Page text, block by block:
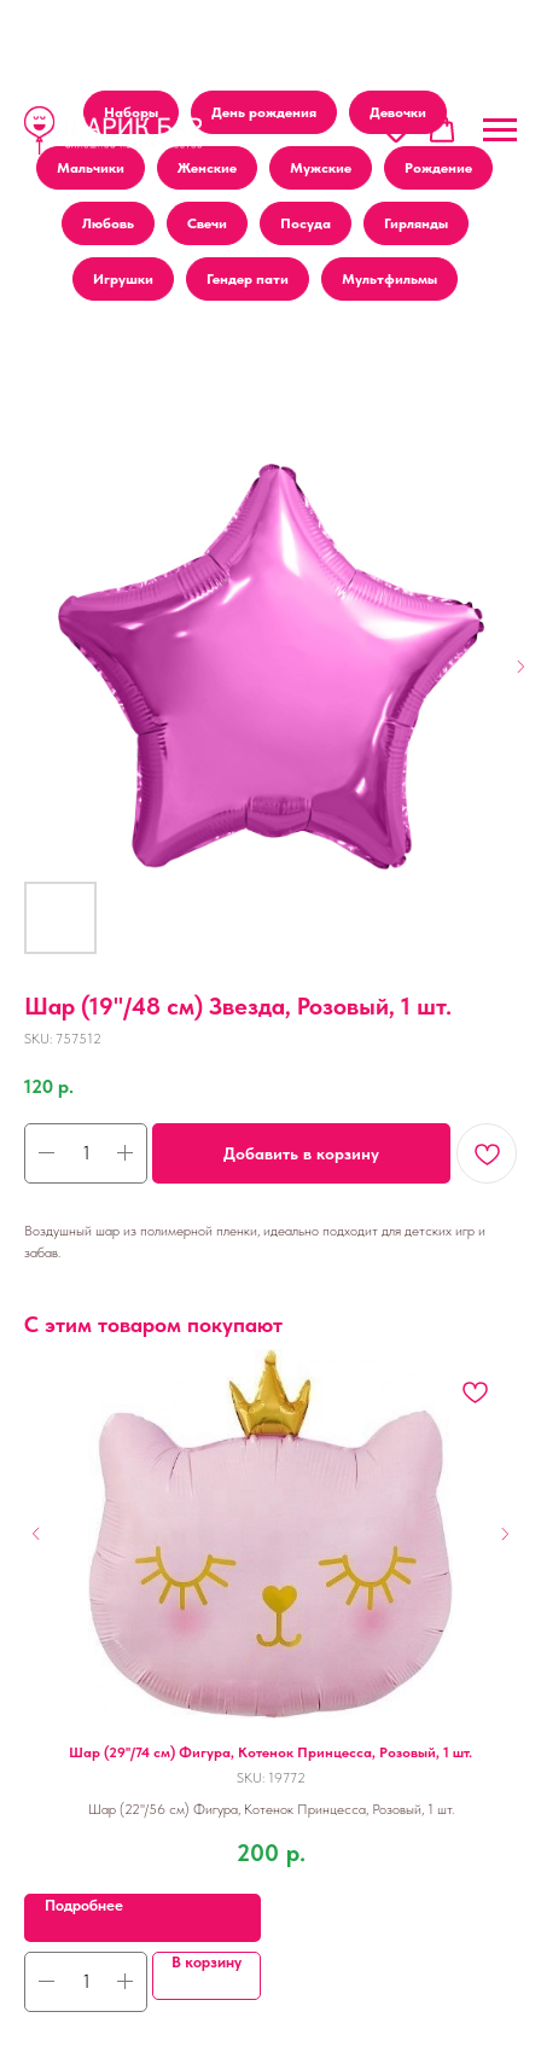
Наборы День рождения Девочки
Мальчики Женские Мужские Рождение
Любовь Свечи Посуда Гирлянды
Игрушки Гендер пати Мультфильмы
Шар (19''/48 см) Звезда, Розовый, 1 шт.
SKU: 757512
120 р.
Добавить в корзину
Воздушный шар из полимерной пленки, идеально подходит для детских игр и
забав.
С этим товаром покупают
Шар (29''/74 см) Фигура, Котенок Принцесса, Розовый, 1 шт.
SKU: 19772
Шар (22''/56 см) Фигура, Котенок Принцесса, Розовый, 1 шт.
200 р.
Подробнее
В корзину